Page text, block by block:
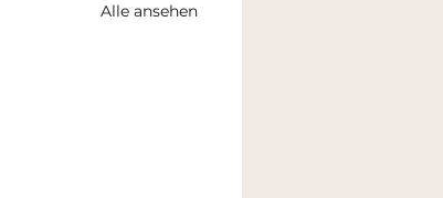
Alle ansehen